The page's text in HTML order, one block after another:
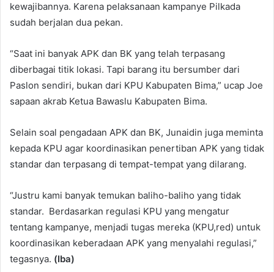
kewajibannya. Karena pelaksanaan kampanye Pilkada
sudah berjalan dua pekan.
“Saat ini banyak APK dan BK yang telah terpasang
diberbagai titik lokasi. Tapi barang itu bersumber dari
Paslon sendiri, bukan dari KPU Kabupaten Bima,” ucap Joe
sapaan akrab Ketua Bawaslu Kabupaten Bima.
Selain soal pengadaan APK dan BK, Junaidin juga meminta
kepada KPU agar koordinasikan penertiban APK yang tidak
standar dan terpasang di tempat-tempat yang dilarang.
“Justru kami banyak temukan baliho-baliho yang tidak
standar. Berdasarkan regulasi KPU yang mengatur
tentang kampanye, menjadi tugas mereka (KPU,red) untuk
koordinasikan keberadaan APK yang menyalahi regulasi,”
tegasnya. (Iba)